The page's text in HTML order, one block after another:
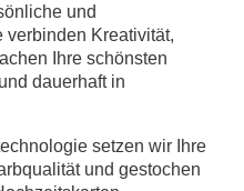
und
verbinden Kreativität,
Ihre schönsten
dauerhaft in
setzen wir Ihre
und gestochen